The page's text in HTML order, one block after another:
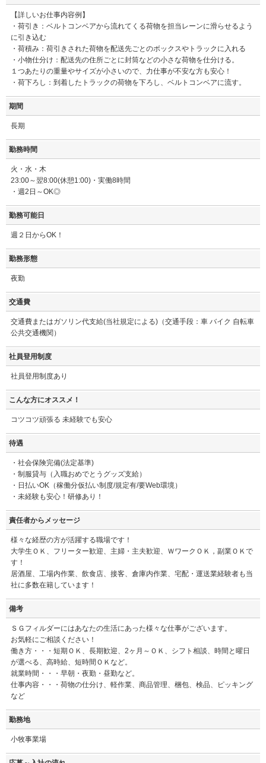
【詳しいお仕事内容例】
・荷引き：ベルトコンベアから流れてくる荷物を担当レーンに滑らせるよう
に引き込む
・荷積み：荷引きされた荷物を配送先ごとのボックスやトラックに入れる
・小物仕分け：配送先の住所ごとに封筒などの小さな荷物を仕分ける。
１つあたりの重量やサイズが小さいので、力仕事が不安な方も安心！
・荷下ろし：到着したトラックの荷物を下ろし、ベルトコンベアに流す。
期間
長期
勤務時間
火・水・木
23:00～翌8:00(休憩1:00)・実働8時間
・週2日～OK◎
勤務可能日
週２日からOK！
勤務形態
夜勤
交通費
交通費またはガソリン代支給(当社規定による)（交通手段：車 バイク 自転車
公共交通機関）
社員登用制度
社員登用制度あり
こんな方にオススメ！
コツコツ頑張る 未経験でも安心
待遇
・社会保険完備(法定基準)
・制服貸与（入職おめでとうグッズ支給）
・日払いOK（稼働分仮払い制度/規定有/要Web環境）
・未経験も安心！研修あり！
責任者からメッセージ
様々な経歴の方が活躍する職場です！
大学生ＯＫ、フリーター歓迎、主婦・主夫歓迎、ＷワークＯＫ，副業ＯＫで
す！
居酒屋、工場内作業、飲食店、接客、倉庫内作業、宅配・運送業経験者も当
社に多数在籍しています！
備考
ＳＧフィルダーにはあなたの生活にあった様々な仕事がございます。
お気軽にご相談ください！
働き方・・・短期ＯＫ、長期歓迎、2ヶ月～ＯＫ、シフト相談、時間と曜日
が選べる、高時給、短時間ＯＫなど。
就業時間・・・早朝・夜勤・昼勤など。
仕事内容・・・荷物の仕分け、軽作業、商品管理、梱包、検品、ピッキング
など
勤務地
小牧事業場